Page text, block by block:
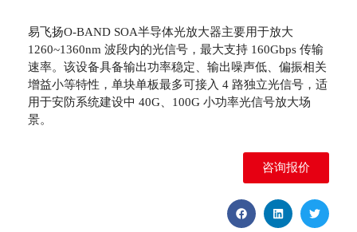
易飞扬O-BAND SOA半导体光放大器主要用于放大
1260~1360nm 波段内的光信号，最大支持 160Gbps 传输
速率。该设备具备输出功率稳定、输出噪声低、偏振相关
增益小等特性，单块单板最多可接入 4 路独立光信号，适
用于安防系统建设中 40G、100G 小功率光信号放大场
景。
咨询报价